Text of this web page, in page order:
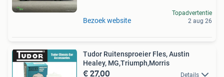
Bezoek website
Topadvertentie
2 aug 26
Tudor Ruitensproeier Fles, Austin
Healey, MG,Triumph,Morris
€ 27,00 Details